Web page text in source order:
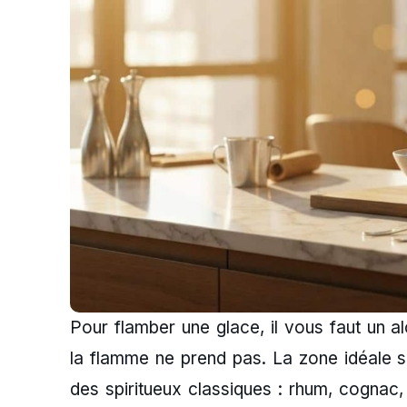
Pour flamber une glace, il vous faut un
la flamme ne prend pas. La zone idéale
des spiritueux classiques : rhum,